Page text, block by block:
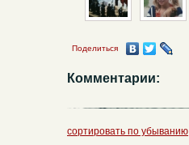
Поделиться
Комментарии:
сортировать по убыванию